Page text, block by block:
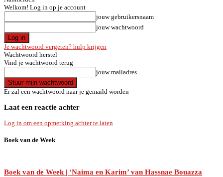
Welkom! Log in op je account
jouw gebruikersnaam
jouw wachtwoord
Je wachtwoord vergeten? hulp krijgen
Wachtwoord herstel
Vind je wachtwoord terug
jouw mailadres
Er zal een wachtwoord naar je gemaild worden
Laat een reactie achter
Log in om een opmerking achter te laten
Boek van de Week
Boek van de Week | ‘Naima en Karim’ van Hassnae Bouazza